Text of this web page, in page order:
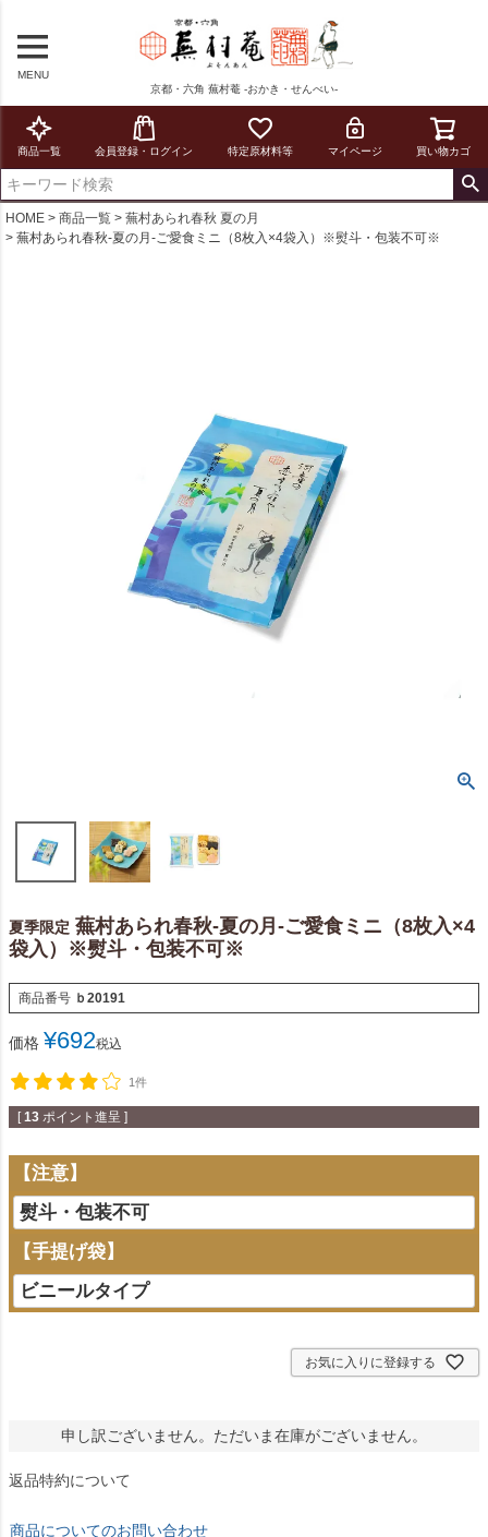
MENU
京都・六角 蕪村菴 -おかき・せんべい-
商品一覧 会員登録・ログイン 特定原材料等 マイページ 買い物カゴ
HOME 商品一覧
蕪村あられ春秋 夏の月
蕪村あられ春秋-夏の月-ご愛食ミニ（8枚入×4袋入）※熨斗・包装不可※
夏季限定 蕪村あられ春秋-夏の月-ご愛食ミニ（8枚入×4
袋入）※熨斗・包装不可※
商品番号 ｂ20191
価格 ¥692税込
1件
[ 13 ポイント進呈 ]
【注意】
【手提げ袋】
お気に入りに登録する
申し訳ございません。ただいま在庫がございません。
返品特約について
商品についてのお問い合わせ